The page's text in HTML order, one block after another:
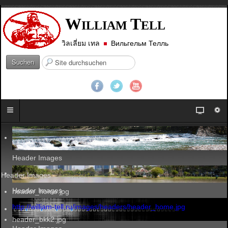
WILLIAM TELL
วิลเลี่ยม เทล Вильгельм Телль
Suchen
S
e
.
.
.
Header Images
Header Images
Header Images
header_home.jpg
http://william-tell.ru/images/headers/header_home.jpg
header_bkk2.jpg